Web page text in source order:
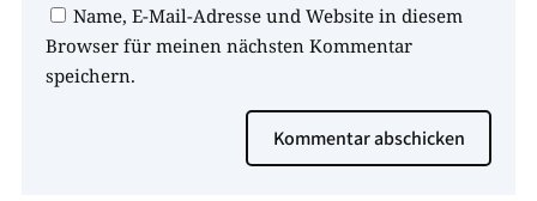
Name, E-Mail-Adresse und Website in diesem
Browser für meinen nächsten Kommentar
speichern.
Kommentar abschicken